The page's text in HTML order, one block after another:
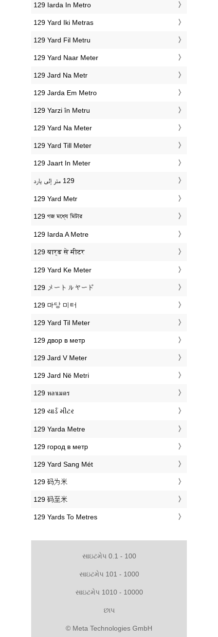
‎129 Iarda In Metro
‎129 Yard Iki Metras
‎129 Yard Fil Metru
‎129 Yard Naar Meter
‎129 Jard Na Metr
‎129 Jarda Em Metro
‎129 Yarzi în Metru
‎129 Yard Na Meter
‎129 Yard Till Meter
‎129 Jaart In Meter
‎129 Yard Metr
‎129 গজ মধ্যে মিটার
‎129 Iarda A Metre
‎129 यार्ड से मीटर
‎129 Yard Ke Meter
‎129 メートルヤード
‎129 마당 미터
‎129 Yard Til Meter
‎129 двор в метр
‎129 Jard V Meter
‎129 Jard Në Metri
‎129 หลาเมตร
‎129 યાર્ડ મીટર
‎129 Yarda Metre
‎129 город в метр
‎129 Yard Sang Mét
‎129 码为米
‎129 码至米
‎129 Yards To Metres
સાઇટમેપ 0.1 - 100
સાઇટમેપ 101 - 1000
સાઇટમેપ 1010 - 10000
છાપ
© Meta Technologies GmbH